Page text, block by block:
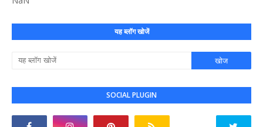
यह ब्लॉग खोजें
SOCIAL PLUGIN